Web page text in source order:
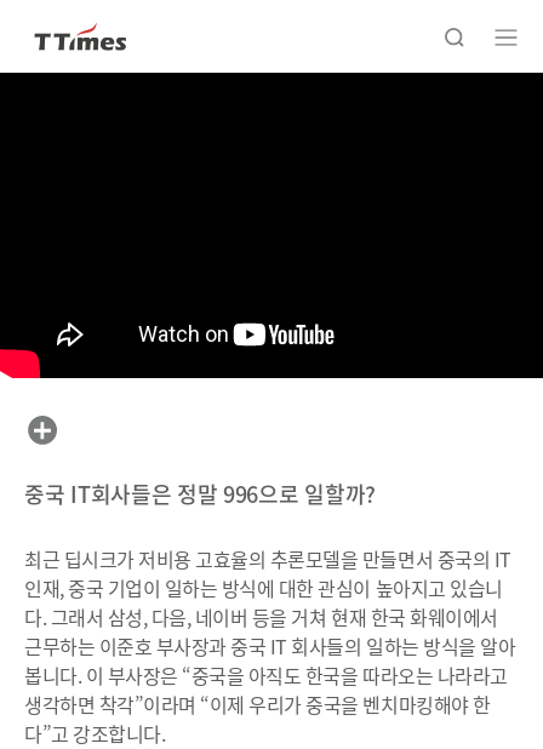
중국 IT회사들은 정말 996으로 일할까?
최근 딥시크가 저비용 고효율의 추론모델을 만들면서 중국의 IT
인재, 중국 기업이 일하는 방식에 대한 관심이 높아지고 있습니
다. 그래서 삼성, 다음, 네이버 등을 거쳐 현재 한국 화웨이에서
근무하는 이준호 부사장과 중국 IT 회사들의 일하는 방식을 알아
봅니다. 이 부사장은 “중국을 아직도 한국을 따라오는 나라라고
생각하면 착각”이라며 “이제 우리가 중국을 벤치마킹해야 한
다”고 강조합니다.